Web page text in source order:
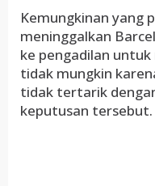
Kemungkinan yang
meninggalkan
ke pengadilan
tidak mungkin
tidak tertarik
keputusan